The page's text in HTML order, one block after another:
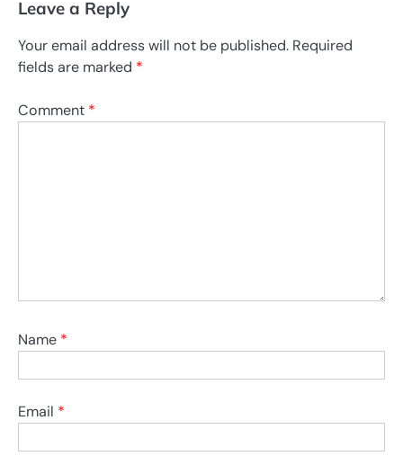
Leave a Reply
Your email address will not be published. Required
fields are marked *
Comment *
Name *
Email *